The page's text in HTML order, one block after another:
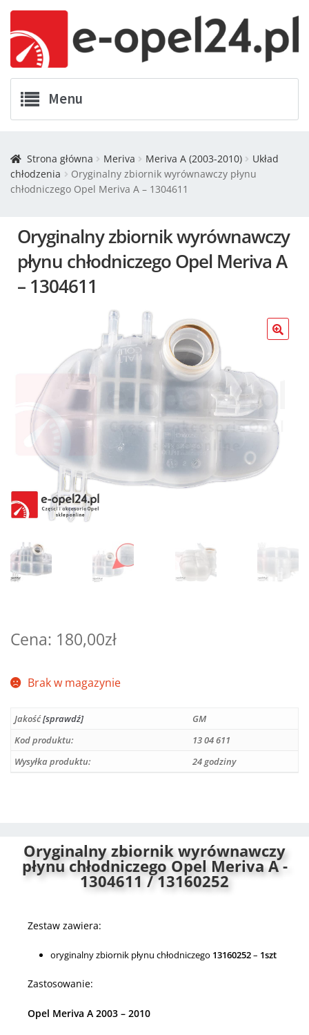
Menu
Zamówienia
Koszyk
Promocje
Strona główna Meriva Meriva A (2003-2010)
Układ
chłodzenia
Oryginalny zbiornik wyrównawczy płynu
chłodniczego Opel Meriva A – 1304611
Oryginalny zbiornik wyrównawczy
płynu chłodniczego Opel Meriva A
– 1304611
180,00zł
Brak w magazynie
Jakość[sprawdź]
GM
Kod produktu:
13 04 611
Wysyłka produktu:
24 godziny
Oryginalny zbiornik wyrównawczy
płynu chłodniczego Opel Meriva A -
1304611 / 13160252
Zestaw zawiera:
oryginalny zbiornik płynu chłodniczego 13160252– 1szt
Zastosowanie:
Opel Meriva A 2003 – 2010